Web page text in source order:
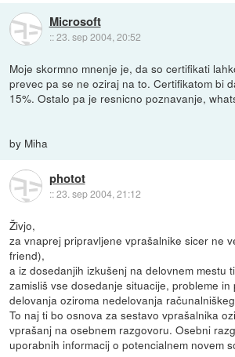
Microsoft
::23. sep 2004, 20:52
Moje skormno mnenje je, da so certifikati
prevec pa se ne oziraj na to. Certifikatom bi
15%. Ostalo pa je resnicno poznavanje,
by Miha
photot
::23. sep 2004, 21:12
Živjo,
za vnaprej pripravljene vprašalnike sicer ne
friend),
a iz dosedanjih izkušenj na delovnem mestu
zamisliš vse dosedanje situacije, probleme in
delovanja oziroma nedelovanja
To naj ti bo osnova za sestavo vprašalnika
vprašanj na osebnem razgovoru. Osebni
uporabnih informacij o potencialnem novem